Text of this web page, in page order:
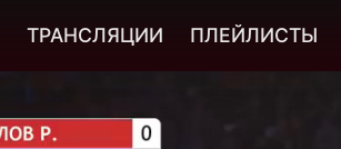
ТРАНСЛЯЦИИ ПЛЕЙЛИСТЫ